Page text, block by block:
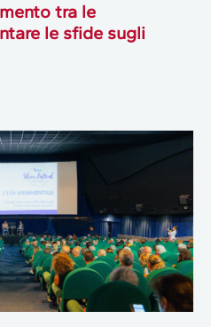
tra le
le sfide sugli